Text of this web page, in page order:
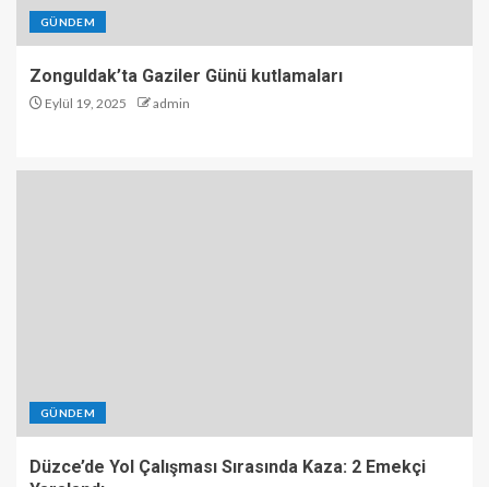
GÜNDEM
Zonguldak’ta Gaziler Günü kutlamaları
Eylül 19, 2025 admin
GÜNDEM
Düzce’de Yol Çalışması Sırasında Kaza: 2 Emekçi